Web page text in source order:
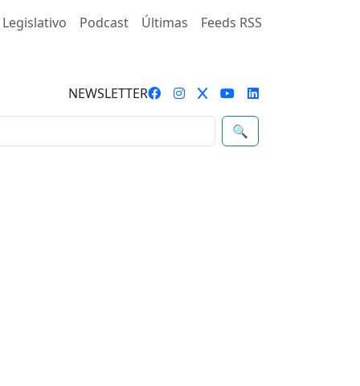
Legislativo Podcast Últimas Feeds RSS
NEWSLETTER
🔍